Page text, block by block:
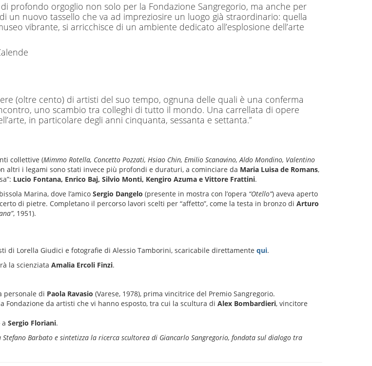
profondo orgoglio non solo per la Fondazione Sangregorio, ma anche per
un nuovo tassello che va ad impreziosire un luogo già straordinario: quella
vibrante, si arricchisce di un ambiente dedicato all’esplosione dell’arte
(oltre cento) di artisti del suo tempo, ognuna delle quali è una conferma
uno scambio tra colleghi di tutto il mondo. Una carrellata di opere
in particolare degli anni cinquanta, sessanta e settanta.”
collettive (Mimmo Rotella, Concetto Pozzati, Hsiao Chin, Emilio Scanavino, Aldo Mondino, Valentino
altri i legami sono stati invece più profondi e duraturi, a cominciare da Maria Luisa de Romans,
Lucio Fontana, Enrico Baj, Silvio Monti, Kengiro Azuma e Vittore Frattini.
Marina, dove l’amico Sergio Dangelo (presente in mostra con l’opera “Otello”) aveva aperto
di pietre. Completano il percorso lavori scelti per “affetto”, come la testa in bronzo di Arturo
, 1951).
di Lorella Giudici e fotografie di Alessio Tamborini, scaricabile direttamente qui.
la scienziata Amalia Ercoli Finzi.
personale di Paola Ravasio (Varese, 1978), prima vincitrice del Premio Sangregorio.
Fondazione da artisti che vi hanno esposto, tra cui la scultura di Alex Bombardieri, vincitore
Sergio Floriani.
Barbato e sintetizza la ricerca scultorea di Giancarlo Sangregorio, fondata sul dialogo tra